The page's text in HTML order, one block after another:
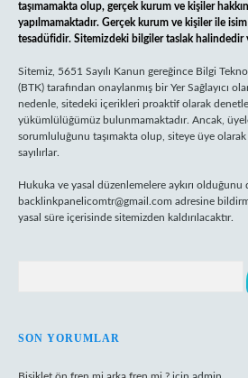
taşımamakta olup, gerçek kurum ve kişiler
yapılmamaktadır. Gerçek kurum ve kişiler ile
tesadüfidir. Sitemizdeki bilgiler taslak halindedir
Sitemiz, 5651 Sayılı Kanun gereğince Bilgi
(BTK) tarafından onaylanmış bir Yer Sağlayıcı
nedenle, sitedeki içerikleri proaktif olarak
yükümlülüğümüz bulunmamaktadır. Ancak,
sorumluluğunu taşımakta olup, siteye üye
sayılırlar.
Hukuka ve yasal düzenlemelere aykırı
backlinkpanelicomtr@gmail.com adresine
yasal süre içerisinde sitemizden kaldırılacaktır.
SON YORUMLAR